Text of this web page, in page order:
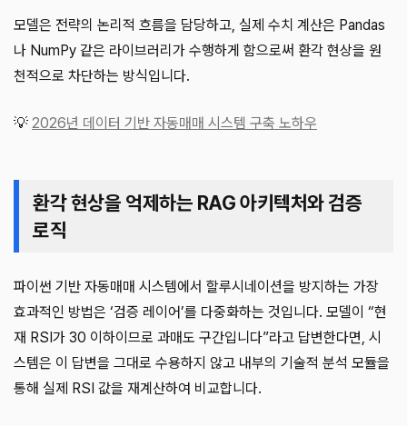
모델은 전략의 논리적 흐름을 담당하고, 실제 수치 계산은 Pandas
나 NumPy 같은 라이브러리가 수행하게 함으로써 환각 현상을 원
천적으로 차단하는 방식입니다.
💡 2026년 데이터 기반 자동매매 시스템 구축 노하우
환각 현상을 억제하는 RAG 아키텍처와 검증
로직
파이썬 기반 자동매매 시스템에서 할루시네이션을 방지하는 가장
효과적인 방법은 ‘검증 레이어’를 다중화하는 것입니다. 모델이 “현
재 RSI가 30 이하이므로 과매도 구간입니다”라고 답변한다면, 시
스템은 이 답변을 그대로 수용하지 않고 내부의 기술적 분석 모듈을
통해 실제 RSI 값을 재계산하여 비교합니다.